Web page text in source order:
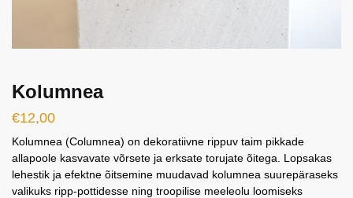
Kolumnea
€12,00
Kolumnea (Columnea) on dekoratiivne rippuv taim pikkade
allapoole kasvavate võrsete ja erksate torujate õitega. Lopsakas
lehestik ja efektne õitsemine muudavad kolumnea suurepäraseks
valikuks ripp-pottidesse ning troopilise meeleolu loomiseks